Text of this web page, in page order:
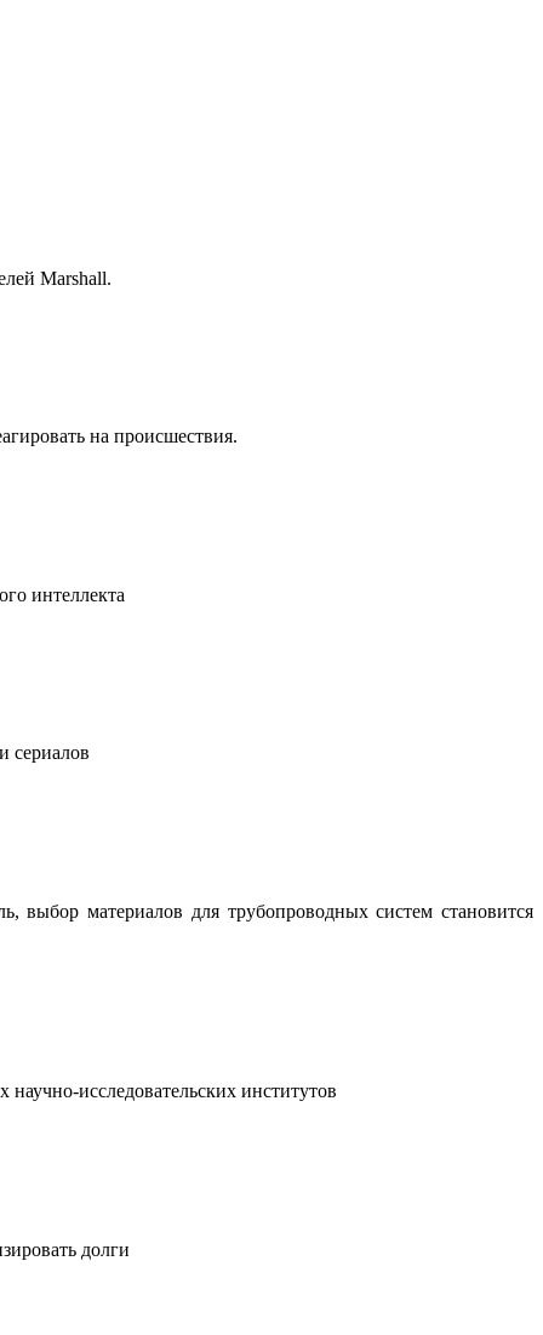
Marshall.
на происшествия.
интеллекта
сериалов
выбор материалов для трубопроводных систем становится
исследовательских институтов
долги